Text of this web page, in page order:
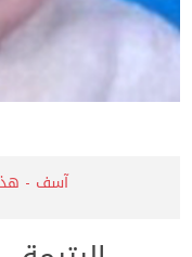
آسف - هذا